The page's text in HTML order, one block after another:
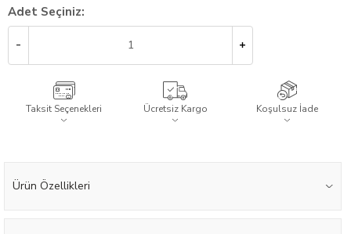
Adet Seçiniz:
Taksit Seçenekleri Ücretsiz Kargo Koşulsuz İade
Ürün Özellikleri